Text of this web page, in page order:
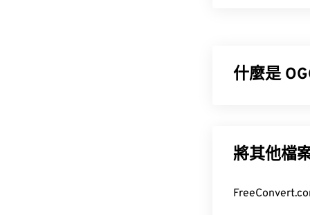
如何開啟
什麼是
包含元資料以
如何開啟
將其他檔